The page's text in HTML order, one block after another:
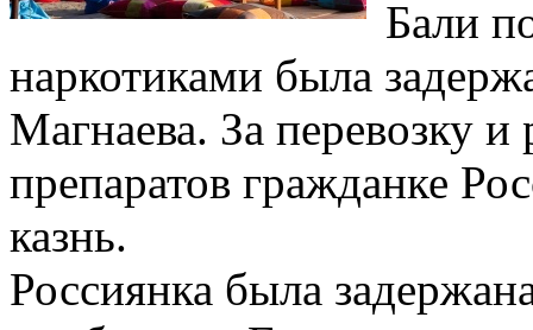
Бали
наркотиками была
Магнаeва. За перевозку
препаратов гражданке
казнь.
Россиянка была